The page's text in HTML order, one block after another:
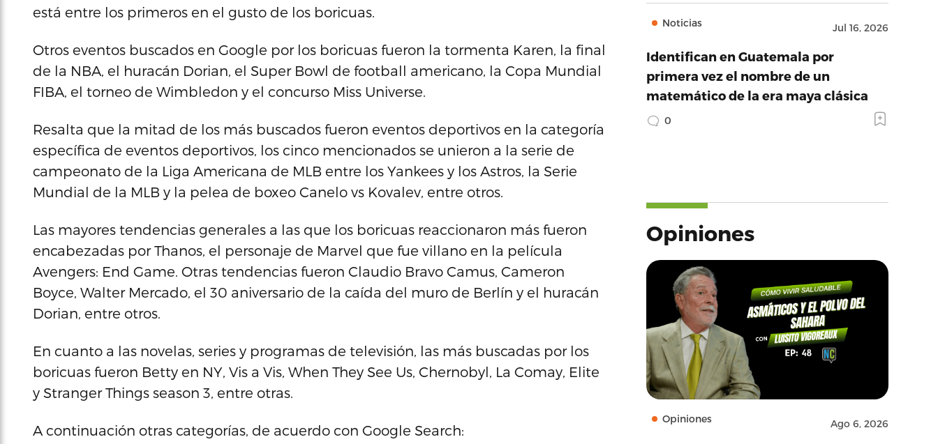
está entre los primeros en el gusto de los boricuas.
Otros eventos buscados en Google por los boricuas fueron la tormenta Karen, la final
de la NBA, el huracán Dorian, el Super Bowl de football americano, la Copa Mundial
FIBA, el torneo de Wimbledon y el concurso Miss Universe.
Resalta que la mitad de los más buscados fueron eventos deportivos en la categoría
específica de eventos deportivos, los cinco mencionados se unieron a la serie de
campeonato de la Liga Americana de MLB entre los Yankees y los Astros, la Serie
Mundial de la MLB y la pelea de boxeo Canelo vs Kovalev, entre otros.
Las mayores tendencias generales a las que los boricuas reaccionaron más fueron
encabezadas por Thanos, el personaje de Marvel que fue villano en la película
Avengers: End Game. Otras tendencias fueron Claudio Bravo Camus, Cameron
Boyce, Walter Mercado, el 30 aniversario de la caída del muro de Berlín y el huracán
Dorian, entre otros.
En cuanto a las novelas, series y programas de televisión, las más buscadas por los
boricuas fueron Betty en NY, Vis a Vis, When They See Us, Chernobyl, La Comay, Elite
y Stranger Things season 3, entre otras.
A continuación otras categorías, de acuerdo con Google Search:
Noticias Jul 16, 2026
Identifican en Guatemala por
primera vez el nombre de un
matemático de la era maya clásica
0
Opiniones
Opiniones Ago 6, 2026